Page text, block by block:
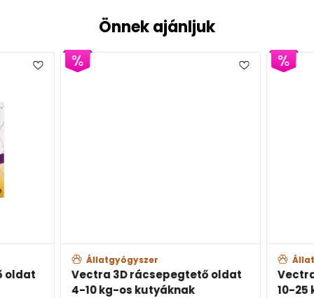
Önnek ajánljuk
oldat
Állatgyógyszer
Vectra 3D rácsepegtető oldat
4-10 kg-os kutyáknak
10-25